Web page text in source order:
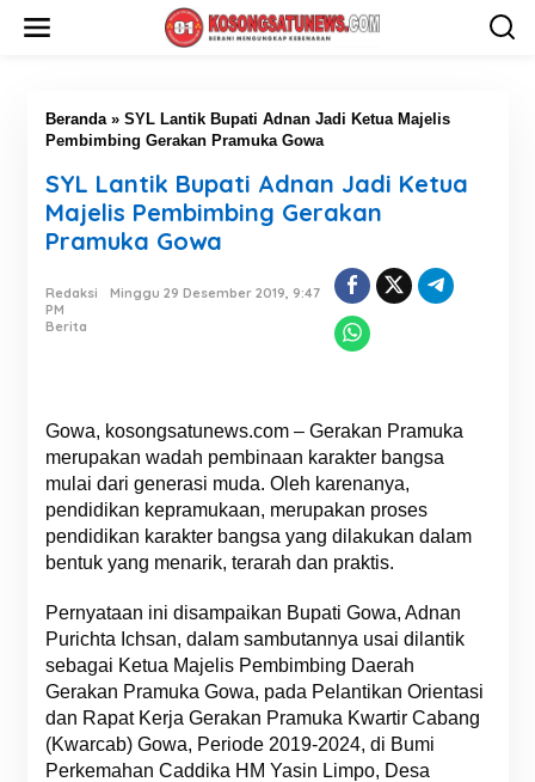
Beranda» SYL Lantik Bupati Adnan Jadi Ketua Majelis
Pembimbing Gerakan Pramuka Gowa
SYL Lantik Bupati Adnan Jadi Ketua
Majelis Pembimbing Gerakan
Pramuka Gowa
Redaksi
Minggu 29 Desember 2019, 9:47
PM
Berita
Gowa, kosongsatunews.com – Gerakan Pramuka
merupakan wadah pembinaan karakter bangsa
mulai dari generasi muda. Oleh karenanya,
pendidikan kepramukaan, merupakan proses
pendidikan karakter bangsa yang dilakukan dalam
bentuk yang menarik, terarah dan praktis.
Pernyataan ini disampaikan Bupati Gowa, Adnan
Purichta Ichsan, dalam sambutannya usai dilantik
sebagai Ketua Majelis Pembimbing Daerah
Gerakan Pramuka Gowa, pada Pelantikan Orientasi
dan Rapat Kerja Gerakan Pramuka Kwartir Cabang
(Kwarcab) Gowa, Periode 2019-2024, di Bumi
Perkemahan Caddika HM Yasin Limpo, Desa